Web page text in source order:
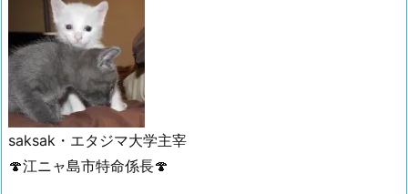
saksak・ エタジマ大学主宰
🍄江ニャ島市特命係長🍄